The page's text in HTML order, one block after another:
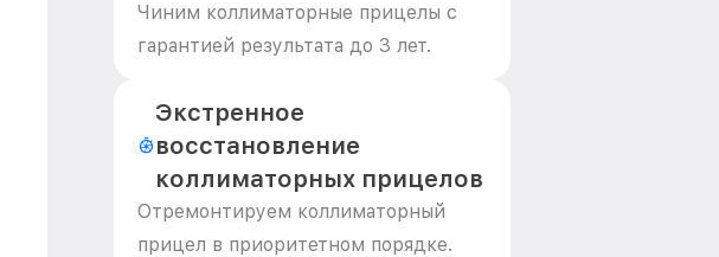
Чиним коллиматорные прицелы с
гарантией результата до 3 лет.
Экстренное
восстановление
коллиматорных прицелов
Отремонтируем коллиматорный
прицел в приоритетном порядке.